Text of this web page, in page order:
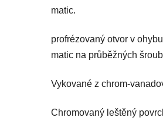
matic.
profrézovaný otvor v
matic na průběžných
Vykované z chrom-
Chromovaný leštěný